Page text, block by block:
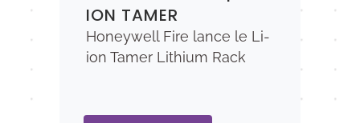
ION TAMER
Honeywell Fire lance le Li-
ion Tamer Lithium Rack